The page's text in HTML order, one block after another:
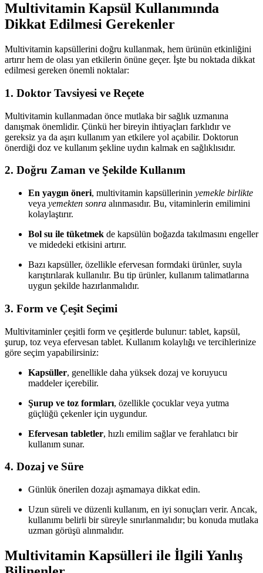
Multivitamin Kapsül Kullanımında
Dikkat Edilmesi Gerekenler
Multivitamin kapsüllerini doğru kullanmak, hem ürünün etkinliğini
artırır hem de olası yan etkilerin önüne geçer. İşte bu noktada dikkat
edilmesi gereken önemli noktalar:
1. Doktor Tavsiyesi ve Reçete
Multivitamin kullanmadan önce mutlaka bir sağlık uzmanına
danışmak önemlidir. Çünkü her bireyin ihtiyaçları farklıdır ve
gereksiz ya da aşırı kullanım yan etkilere yol açabilir. Doktorun
önerdiği doz ve kullanım şekline uydın kalmak en sağlıklısıdır.
2. Doğru Zaman ve Şekilde Kullanım
En yaygın öneri, multivitamin kapsüllerinin yemekle birlikte
veya yemekten sonra alınmasıdır. Bu, vitaminlerin emilimini
kolaylaştırır.
Bol su ile tüketmek de kapsülün boğazda takılmasını engeller
ve midedeki etkisini artırır.
Bazı kapsüller, özellikle efervesan formdaki ürünler, suyla
karıştırılarak kullanılır. Bu tip ürünler, kullanım talimatlarına
uygun şekilde hazırlanmalıdır.
3. Form ve Çeşit Seçimi
Multivitaminler çeşitli form ve çeşitlerde bulunur: tablet, kapsül,
şurup, toz veya efervesan tablet. Kullanım kolaylığı ve tercihlerinize
göre seçim yapabilirsiniz:
Kapsüller, genellikle daha yüksek dozaj ve koruyucu
maddeler içerebilir.
Şurup ve toz formları, özellikle çocuklar veya yutma
güçlüğü çekenler için uygundur.
Efervesan tabletler, hızlı emilim sağlar ve ferahlatıcı bir
kullanım sunar.
4. Dozaj ve Süre
Günlük önerilen dozajı aşmamaya dikkat edin.
Uzun süreli ve düzenli kullanım, en iyi sonuçları verir. Ancak,
kullanımı belirli bir süreyle sınırlanmalıdır; bu konuda mutlaka
uzman görüşü alınmalıdır.
Multivitamin Kapsülleri ile İlgili Yanlış